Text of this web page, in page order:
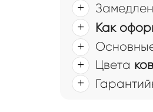
Как
Цвета